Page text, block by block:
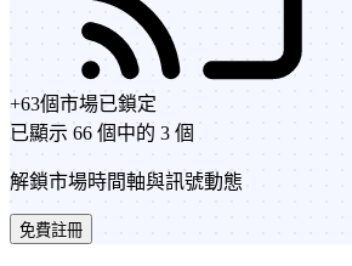
+63個市場已鎖定
已顯示 66 個中的 3 個
解鎖市場時間軸與訊號動態
免費註冊